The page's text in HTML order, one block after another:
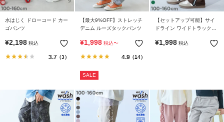
水はじく ドローコード カー
ゴパンツ
¥2,198 税込
3.7 （3）
【最大9%OFF】ストレッチ
デニム ルーズタックパンツ
¥1,998 税込〜
4.9（14）
SALE
【セットアップ可能】サイ
ドライン ワイドトラックパ
¥1,998 税込